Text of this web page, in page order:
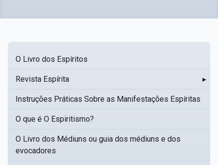
O Livro dos Espíritos
Revista Espírita ▸
Instruções Práticas Sobre as Manifestações Espíritas
O que é O Espiritismo?
O Livro dos Médiuns ou guia dos médiuns e dos
evocadores